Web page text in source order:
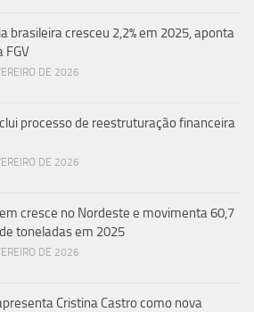
brasileira cresceu 2,2% em 2025, aponta
FGV
DE 2026
processo de reestruturação financeira
DE 2026
cresce no Nordeste e movimenta 60,7
toneladas em 2025
DE 2026
Cristina Castro como nova